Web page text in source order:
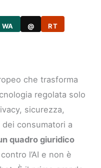
WA @ RT
che trasforma
regolata solo
sicurezza,
consumatori a
quadro giuridico
l’AI e non è